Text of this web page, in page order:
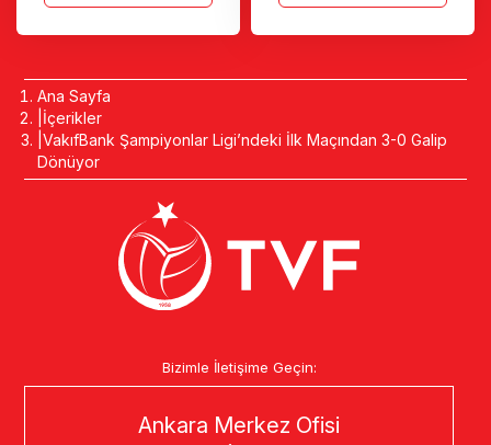
Ana Sayfa
İçerikler
VakıfBank Şampiyonlar Ligi’ndeki İlk Maçından 3-0 Galip
Dönüyor
Bizimle İletişime Geçin:
Ankara Merkez Ofisi